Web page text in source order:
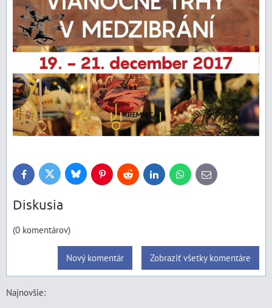
FacebookTwitter BlueskyPinterestReddit LinkedInWhatsApp
E-
mail
Diskusia
(0 komentárov)
Zobraziť všetky komentáre
Nový komentár
Najnovšie: